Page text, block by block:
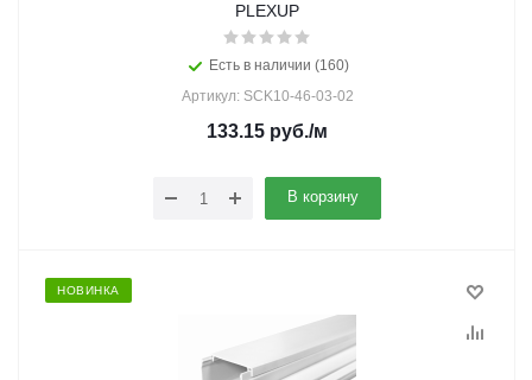
PLEXUP
Есть в наличии (160)
Артикул: SCK10-46-03-02
133.15 руб./м
В корзину
НОВИНКА